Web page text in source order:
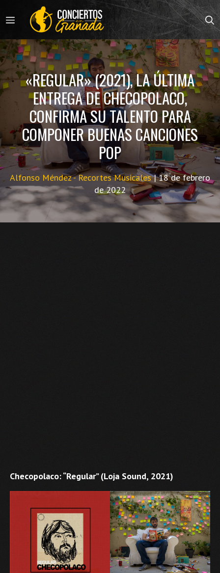
al
contenido
MENÚ
«REGULAR» (2021), LA ÚLTIMA
ENTREGA DE CHECOPOLACO,
CONFIRMA SU TALENTO PARA
COMPONER BUENAS CANCIONES
POP
Alfonso Méndez - Recortes Musicales|18 de febrero
de 2022
Checopolaco: “Regular” (Loja Sound, 2021)